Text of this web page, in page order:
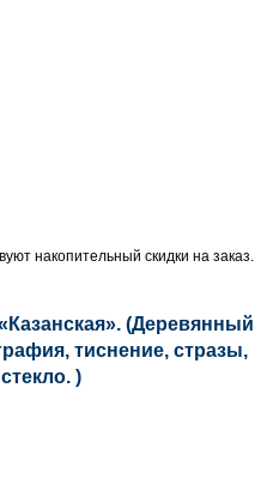
накопительный скидки на заказ.
(Деревянный
тиснение, стразы,
)